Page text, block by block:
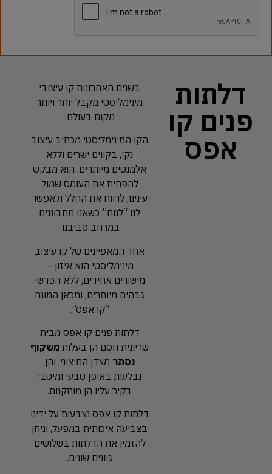
דלתות
פנים קו
אפס
בשנים האחרונות קו עיצובי
מינימליסטי מקבל יותר ויותר
מקום בעולם.
הקו המינימליסטי מכתיב עיצוב
נקי, בקווים ישרים וללא
אלמנטים מיותרים. הוא מבקש
להפחית את העומס שמול
עינינו, לרווח את החלל ולאפשר
לנו “לנוח” כשאנו מתבוננים
במרחב סביבנו.
אחד המאפיינים של קו עיצוב
מינימליסטי הוא איזון –
מישורים אחידים, ללא הפרשי
גבהים מיותרים, ומכאן המונח
“קו אפס”.
דלתות פנים קו אפס מבית
שריונית חסם הן בעלות משקוף
נסתר מצדן החיצוני, והן
נבלעות באופן טבעי ומיטבי
בקיר עליו הן מותקנות.
דלתות קו אפס נצבעות על ידינו
בצביעה איכותית במפעל, וניתן
להזמין את הדלתות בשלושים
גוונים שונים.